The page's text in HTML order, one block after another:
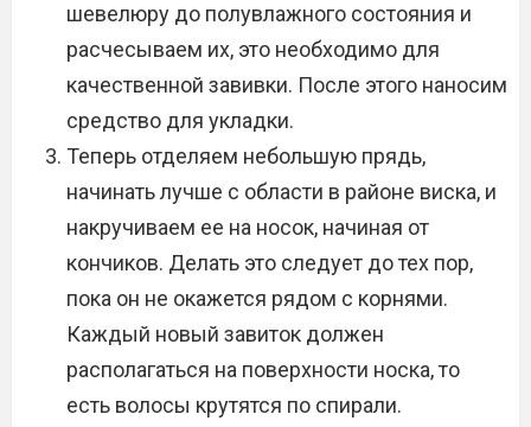
шевелюру до полувлажного состояния и
расчесываем их, это необходимо для
качественной завивки. После этого наносим
средство для укладки.
Теперь отделяем небольшую прядь,
начинать лучше с области в районе виска, и
накручиваем ее на носок, начиная от
кончиков. Делать это следует до тех пор,
пока он не окажется рядом с корнями.
Каждый новый завиток должен
располагаться на поверхности носка, то
есть волосы крутятся по спирали.